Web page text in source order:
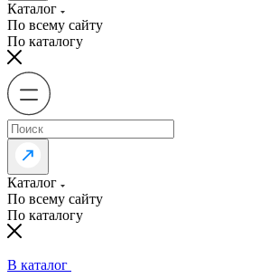
Каталог
По всему сайту
По каталогу
Каталог
По всему сайту
По каталогу
В каталог